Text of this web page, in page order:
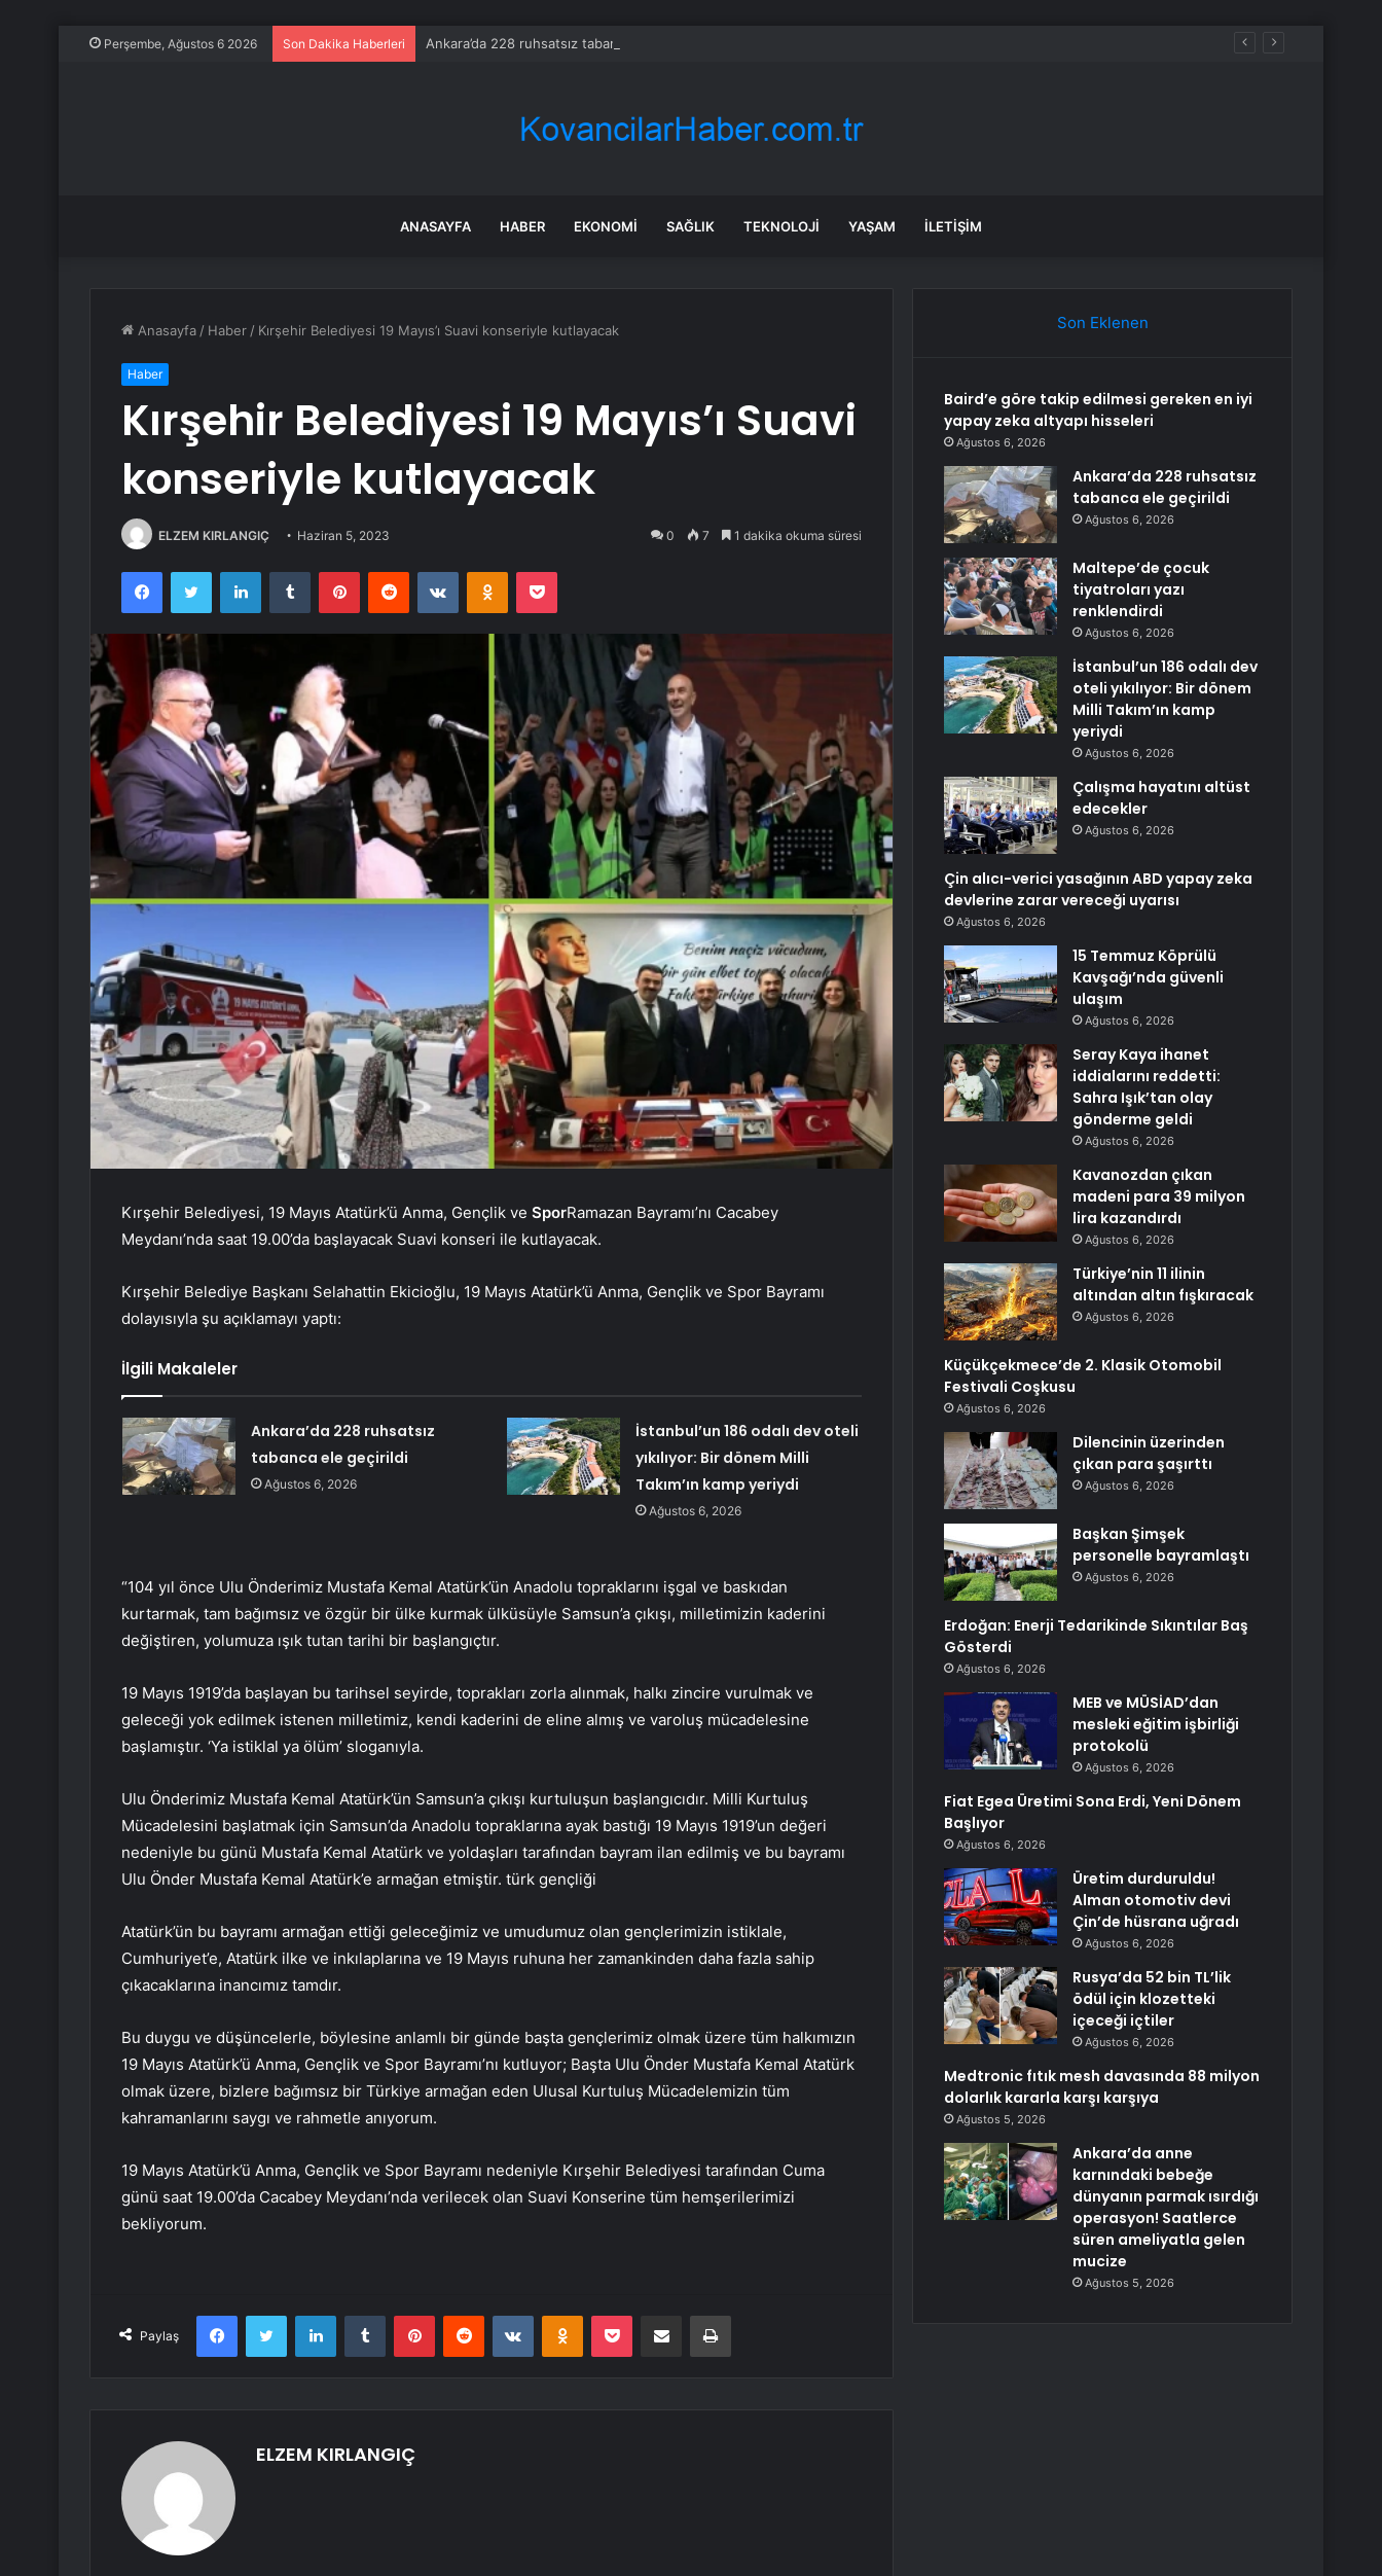
Perşembe, Ağustos 6 2026 Son Dakika Haberleri Ankara’da 228 ruhsatsız tabanca ele geçirildi
ANASAYFA HABER EKONOMI SAĞLIK TEKNOLOJI YAŞAM İLETIŞIM
Anasayfa / Haber / Kırşehir Belediyesi 19 Mayıs’ı Suavi konseriyle kutlayacak
Haber
Kırşehir Belediyesi 19 Mayıs’ı Suavi
konseriyle kutlayacak
ELZEM KIRLANGIÇ Haziran 5, 2023 0 7 1 dakika okuma süresi
FacebookTwitter LinkedInTumblr PinterestReddit VKontakteOdnoklassniki
Pocket
Kırşehir Belediyesi, 19 Mayıs Atatürk’ü Anma, Gençlik ve SporRamazan Bayramı’nı Cacabey
Meydanı’nda saat 19.00’da başlayacak Suavi konseri ile kutlayacak.
Kırşehir Belediye Başkanı Selahattin Ekicioğlu, 19 Mayıs Atatürk’ü Anma, Gençlik ve Spor Bayramı
dolayısıyla şu açıklamayı yaptı:
İlgili Makaleler
Ankara’da 228 ruhsatsız
tabanca ele geçirildi
Ağustos 6, 2026
İstanbul’un 186 odalı dev oteli
yıkılıyor: Bir dönem Milli
Takım’ın kamp yeriydi
Ağustos 6, 2026
“104 yıl önce Ulu Önderimiz Mustafa Kemal Atatürk’ün Anadolu topraklarını işgal ve baskıdan
kurtarmak, tam bağımsız ve özgür bir ülke kurmak ülküsüyle Samsun’a çıkışı, milletimizin kaderini
değiştiren, yolumuza ışık tutan tarihi bir başlangıçtır.
19 Mayıs 1919’da başlayan bu tarihsel seyirde, toprakları zorla alınmak, halkı zincire vurulmak ve
geleceği yok edilmek istenen milletimiz, kendi kaderini de eline almış ve varoluş mücadelesine
başlamıştır. ‘Ya istiklal ya ölüm’ sloganıyla.
Ulu Önderimiz Mustafa Kemal Atatürk’ün Samsun’a çıkışı kurtuluşun başlangıcıdır. Milli Kurtuluş
Mücadelesini başlatmak için Samsun’da Anadolu topraklarına ayak bastığı 19 Mayıs 1919’un değeri
nedeniyle bu günü Mustafa Kemal Atatürk ve yoldaşları tarafından bayram ilan edilmiş ve bu bayramı
Ulu Önder Mustafa Kemal Atatürk’e armağan etmiştir. türk gençliği
Atatürk’ün bu bayramı armağan ettiği geleceğimiz ve umudumuz olan gençlerimizin istiklale,
Cumhuriyet’e, Atatürk ilke ve inkılaplarına ve 19 Mayıs ruhuna her zamankinden daha fazla sahip
çıkacaklarına inancımız tamdır.
Bu duygu ve düşüncelerle, böylesine anlamlı bir günde başta gençlerimiz olmak üzere tüm halkımızın
19 Mayıs Atatürk’ü Anma, Gençlik ve Spor Bayramı’nı kutluyor; Başta Ulu Önder Mustafa Kemal Atatürk
olmak üzere, bizlere bağımsız bir Türkiye armağan eden Ulusal Kurtuluş Mücadelemizin tüm
kahramanlarını saygı ve rahmetle anıyorum.
19 Mayıs Atatürk’ü Anma, Gençlik ve Spor Bayramı nedeniyle Kırşehir Belediyesi tarafından Cuma
günü saat 19.00’da Cacabey Meydanı’nda verilecek olan Suavi Konserine tüm hemşerilerimizi
bekliyorum.
Paylaş
FacebookTwitter LinkedInTumblr PinterestReddit VKontakteOdnoklassniki
Pocket E-Posta ile paylaş Yazdır
ELZEM KIRLANGIÇ
Son Eklenen
Baird’e göre takip edilmesi gereken en iyi
yapay zeka altyapı hisseleri
Ağustos 6, 2026
Ankara’da 228 ruhsatsız
tabanca ele geçirildi
Ağustos 6, 2026
Maltepe’de çocuk
tiyatroları yazı
renklendirdi
Ağustos 6, 2026
İstanbul’un 186 odalı dev
oteli yıkılıyor: Bir dönem
Milli Takım’ın kamp
yeriydi
Ağustos 6, 2026
Çalışma hayatını altüst
edecekler
Ağustos 6, 2026
Çin alıcı-verici yasağının ABD yapay zeka
devlerine zarar vereceği uyarısı
Ağustos 6, 2026
15 Temmuz Köprülü
Kavşağı’nda güvenli
ulaşım
Ağustos 6, 2026
Seray Kaya ihanet
iddialarını reddetti:
Sahra Işık’tan olay
gönderme geldi
Ağustos 6, 2026
Kavanozdan çıkan
madeni para 39 milyon
lira kazandırdı
Ağustos 6, 2026
Türkiye’nin 11 ilinin
altından altın fışkıracak
Ağustos 6, 2026
Küçükçekmece’de 2. Klasik Otomobil
Festivali Coşkusu
Ağustos 6, 2026
Dilencinin üzerinden
çıkan para şaşırttı
Ağustos 6, 2026
Başkan Şimşek
personelle bayramlaştı
Ağustos 6, 2026
Erdoğan: Enerji Tedarikinde Sıkıntılar Baş
Gösterdi
Ağustos 6, 2026
MEB ve MÜSİAD’dan
mesleki eğitim işbirliği
protokolü
Ağustos 6, 2026
Fiat Egea Üretimi Sona Erdi, Yeni Dönem
Başlıyor
Ağustos 6, 2026
Üretim durduruldu!
Alman otomotiv devi
Çin’de hüsrana uğradı
Ağustos 6, 2026
Rusya’da 52 bin TL’lik
ödül için klozetteki
içeceği içtiler
Ağustos 6, 2026
Medtronic fıtık mesh davasında 88 milyon
dolarlık kararla karşı karşıya
Ağustos 5, 2026
Ankara’da anne
karnındaki bebeğe
dünyanın parmak ısırdığı
operasyon! Saatlerce
süren ameliyatla gelen
mucize
Ağustos 5, 2026